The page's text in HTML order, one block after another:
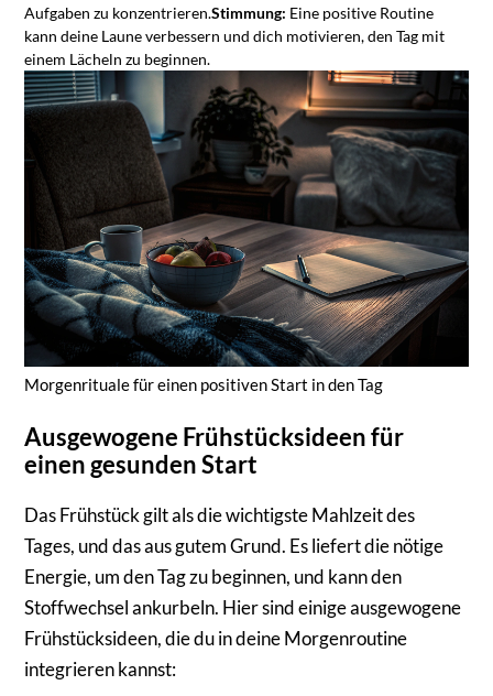
Aufgaben zu konzentrieren.Stimmung: Eine positive Routine
kann deine Laune verbessern und dich motivieren, den Tag mit
einem Lächeln zu beginnen.
Morgenrituale für einen positiven Start in den Tag
Ausgewogene Frühstücksideen für
einen gesunden Start
Das Frühstück gilt als die wichtigste Mahlzeit des
Tages, und das aus gutem Grund. Es liefert die nötige
Energie, um den Tag zu beginnen, und kann den
Stoffwechsel ankurbeln. Hier sind einige ausgewogene
Frühstücksideen, die du in deine Morgenroutine
integrieren kannst: